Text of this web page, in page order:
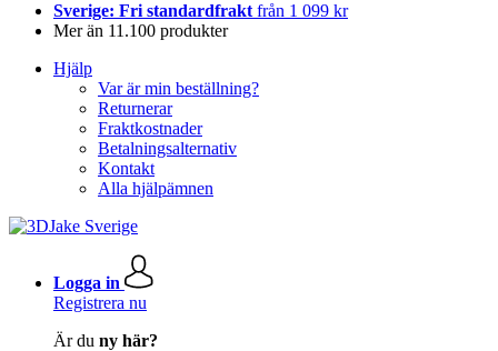
Sverige: Fri standardfrakt från 1 099 kr
Mer än 11.100 produkter
Hjälp
Var är min beställning?
Returnerar
Fraktkostnader
Betalningsalternativ
Kontakt
Alla hjälpämnen
Logga in
Registrera nu
Är du ny här?